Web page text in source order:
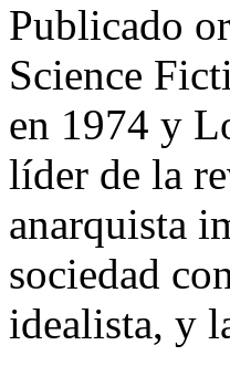
Publicado
Science
en 1974 y
líder de la
anarquista
sociedad
idealista, y